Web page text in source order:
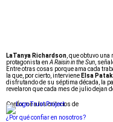
LaTanya Richardson , que obtuvo
protagonista en A Raisin in the Sun ,
Entre otras cosas porque ama cada
la que, por cierto, interviene Elsa
disfrutando de su séptima década, la
revelaron que cada mes de julio dejan
Conforme a los criterios de
¿Por qué confiar en nosotros?